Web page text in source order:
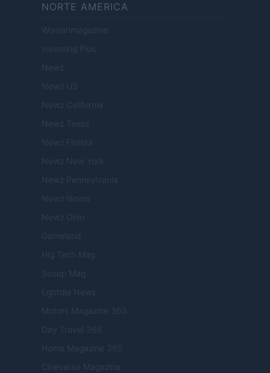
NORTE AMERICA
Womanmagazine
Investing Plus
Newz
Newz US
Newz California
Newz Texas
Newz Florida
Newz New York
Newz Pennsylvania
Newz Illinois
Newz Ohio
Gameland
Hig Tech Mag
Scoop Mag
Lgbtqia News
Motors Magazine 365
Day Travel 365
Home Magazine 365
Cineverse Magazine